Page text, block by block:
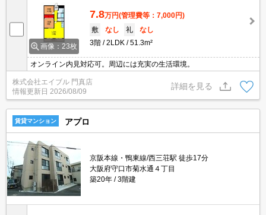
画像：23枚
7.8万円(管理費等：7,000円)
敷
なし 礼
なし
3階
2LDK 51.3m²
オンライン内見対応可。周辺には充実の生活環境。
株式会社エイブル 門真店
情報更新日 2026/08/09
詳細を見る
賃貸マンション アプロ
京阪本線・鴨東線/西三荘駅 徒歩17分
大阪府守口市菊水通４丁目
築20年
3階建